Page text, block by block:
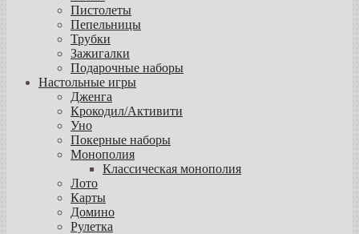
Пистолеты
Пепельницы
Трубки
Зажигалки
Подарочные наборы
Настольные игры
Дженга
Крокодил/Активити
Уно
Покерные наборы
Монополия
Классическая монополия
Лото
Карты
Домино
Рулетка